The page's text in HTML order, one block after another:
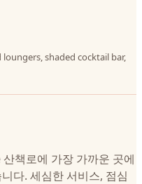
shaded cocktail bar,
책로에 가장 가까운 곳에
다. 세심한 서비스, 점심